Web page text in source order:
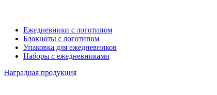
Ежедневники с логотипом
Блокноты с логотипом
Упаковка для ежедневников
Наборы с ежедневниками
Наградная продукция